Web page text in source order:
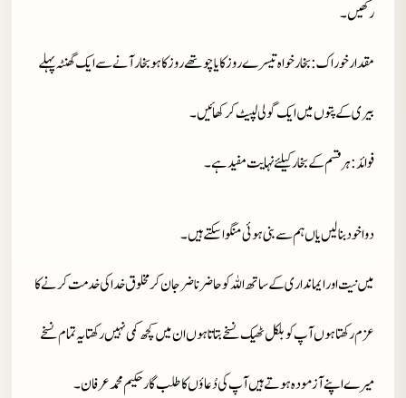
رکھیں۔
مقدار خوراک: بخارخواہ تیسرے روز کا یا چوتھے روز کا ہو بخار آنے سے ایک گھنٹہ پہلے
بیری کے پتوں میں ایک گولی لپیٹ کر کھائیں۔
فوائد: ہر قسم کے بخار کیلئے نہایت مفید ہے۔
دوا خود بنا لیں یاں ہم سے بنی ہوئی منگوا سکتے ہیں۔
میں نیت اور ایمانداری کے ساتھ اللہ کو حاضر ناضر جان کر مخلوق خدا کی خدمت کرنے کا
عزم رکھتا ہوں آپ کو بلکل ٹھیک نسخے بتاتا ہوں ان میں کچھ کمی نہیں رکھتا یہ تمام نسخے
میرے اپنے آزمودہ ہوتے ہیں آپ کی دُعاؤں کا طلب گار حکیم محمد عرفان۔